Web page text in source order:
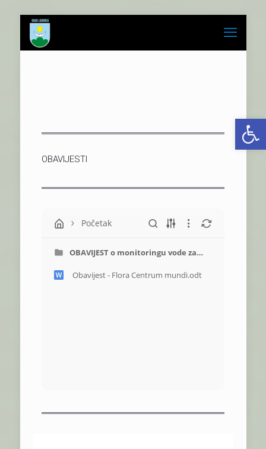
OBAVIJESTI
Početak
OBAVIJEST o monitoringu vode za
Obavijest - Flora Centrum mundi.odt